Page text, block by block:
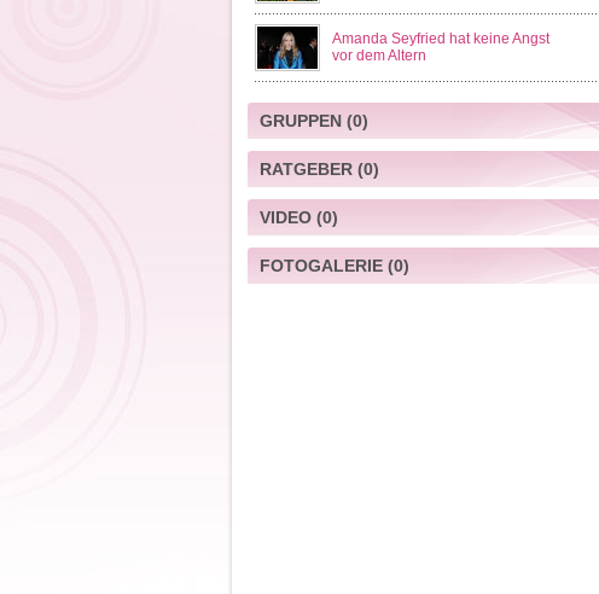
Amanda Seyfried hat keine Angst
vor dem Altern
GRUPPEN(0)
RATGEBER(0)
VIDEO(0)
FOTOGALERIE(0)